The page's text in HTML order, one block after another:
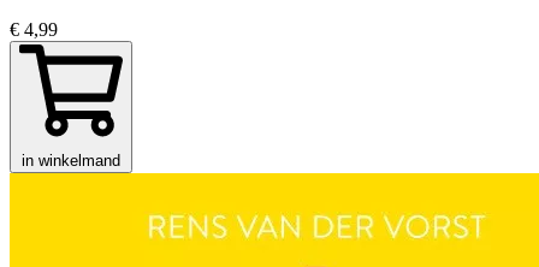
€ 4,99
in winkelmand